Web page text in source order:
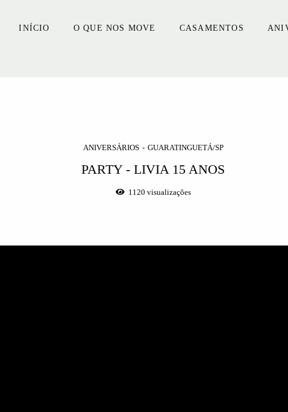
INÍCIO O QUE NOS MOVE CASAMENTOS
ANIVERSÁRIOS GUARATINGUETÁ/SP
PARTY - LIVIA 15 ANOS
1120 visualizações